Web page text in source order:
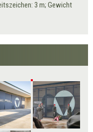
3 m; Gewicht